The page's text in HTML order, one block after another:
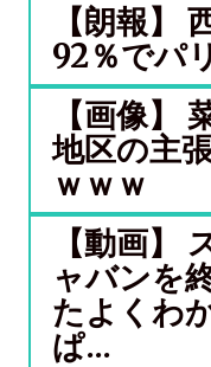
【朗報】
92％でパ
【画像】
地区の主
ｗｗｗ
【動画】
ャバンを
たよくわ
ぱ...